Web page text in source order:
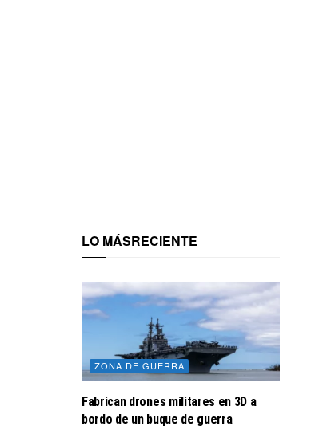
LO MÁSRECIENTE
ZONA DE GUERRA
Fabrican drones militares en 3D a
bordo de un buque de guerra